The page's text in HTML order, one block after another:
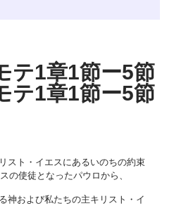
テ1章1節ー5節
テ1章1節ー5節
スト・イエスにあるいのちの約束
の使徒となったパウロから、
神および私たちの主キリスト・イ